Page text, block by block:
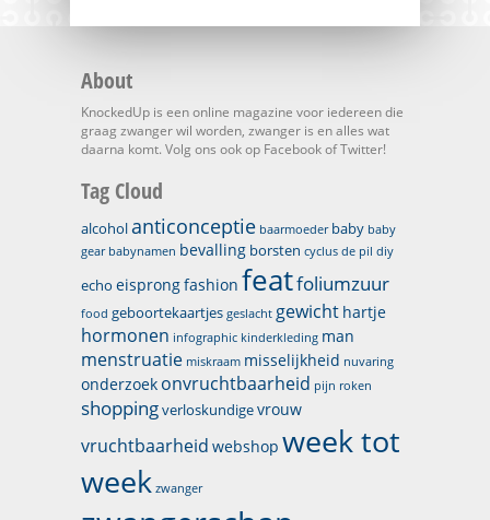
About
KnockedUp is een online magazine voor iedereen die
graag zwanger wil worden, zwanger is en alles wat
daarna komt. Volg ons ook op Facebook of Twitter!
Tag Cloud
alcoholanticonceptie baarmoeder baby baby
gear babynamen bevalling borsten cyclus de pil diy
echo eisprongfashion featfoliumzuur
food geboortekaartjes geslacht gewicht hartje
hormonen infographic kinderkleding man
menstruatie miskraam misselijkheid nuvaring
onderzoek onvruchtbaarheid pijn roken
shoppingverloskundigevrouw
vruchtbaarheid webshop week tot
week zwanger